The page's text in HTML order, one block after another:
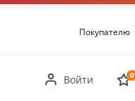
Покупателю
Войти 0